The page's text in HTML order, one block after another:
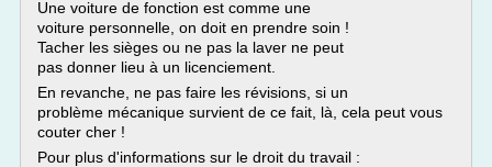
Une voiture de fonction est comme une
voiture personnelle, on doit en prendre soin !
Tacher les sièges ou ne pas la laver ne peut
pas donner lieu à un licenciement.
En revanche, ne pas faire les révisions, si un
problème mécanique survient de ce fait, là, cela peut vous
couter cher !
Pour plus d'informations sur le droit du travail :